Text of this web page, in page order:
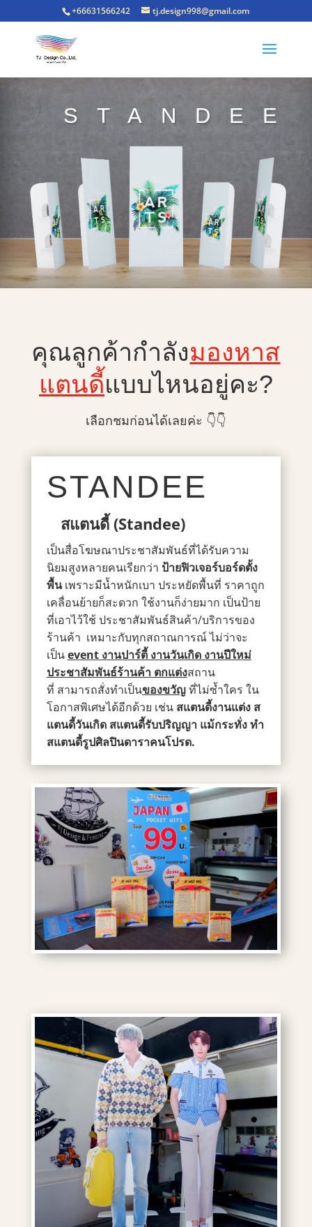
+66631566242 tj.design998@gmail.com
STANDEE
คุณลูกค้ากำลังมองหาส
แตนดี้แบบไหนอยู่คะ?
เลือกชมก่อนได้เลยค่ะ 👇👇
STANDEE
สแตนดี้ (Standee)
เป็นสื่อโฆษณาประชาสัมพันธ์ที่ได้รับความ
นิยมสูงหลายคนเรียกว่า ป้ายฟิวเจอร์บอร์ดตั้ง
พื้นเพราะมีน้ำหนักเบา ประหยัดพื้นที่ ราคาถูก
เคลื่อนย้ายก็สะดวก ใช้งานก็ง่ายมาก เป็นป้าย
ที่เอาไว้ใช้ ประชาสัมพันธ์สินค้า/บริการของ
ร้านค้า เหมาะกับทุกสถาณการณ์ ไม่ว่าจะ
เป็นevent งานปาร์ตี้ งานวันเกิด งานปีใหม่
ประชาสัมพันธ์ร้านค้า ตกแต่งสถาน
ที่ สามารถสั่งทำเป็นของขวัญที่ไม่ซ้ำใคร ใน
โอกาสพิเศษได้อีกด้วย เช่นสแตนดี้งานแต่ง ส
แตนดี้วันเกิด สแตนดี้รับปริญญา แม้กระทั่ง ทำ
สแตนดี้รูปศิลปินดาราคนโปรด.